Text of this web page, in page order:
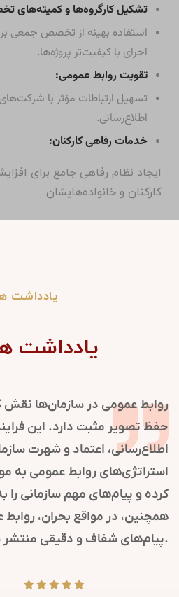
تشکیل کارگروه‌ها و کمیته‌های
استفاده بهینه از تخصص جمعی
اجرای با کیفیت‌تر پروژه‌ها.
تقویت روابط عمومی:
تسهیل ارتباطات مؤثر با
اطلاع‌رسانی.
خدمات رفاهی کارکنان:
ایجاد نظام رفاهی جامع برای
کارکنان و خانواده‌هایشان.
یادداشت
یادداشت
روابط عمومی در سازمان‌ها
حفظ تصویر مثبت دارد. این
اطلاع‌رسانی، اعتماد و شهرت
استراتژی‌های روابط عمومی به
کرده و پیام‌های مهم سازمانی را
همچنین، در مواقع بحران،
پیام‌های شفاف و دقیقی منتشر شود.